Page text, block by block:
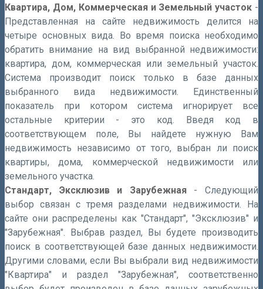
Квартира, Дом, Коммерческая и Земельный участок -
Представленная на сайте недвижимость делится на
четыре основных вида. Во время поиска необходимо
обратить внимание на вид выбранной недвижимости:
квартира, дом, коммерческая или земельный участок.
Система производит поиск только в базе данных
выбранного вида недвижимости. Единственный
показатель при котором система игнорирует все
остальные критерии - это код. Введя код в
соответствующем поле, Вы найдете нужную Вам
недвижимость независимо от того, выбран ли поиск
квартиры, дома, коммерческой недвижимости или
земельного участка.
Стандарт, Эксклюзив и Зарубежная- Следующий
выбор связан с тремя разделами недвижимости. На
сайте они распределены как "Стандарт", "Эксклюзив" и
"Зарубежная". Выбрав раздел, Вы будете производить
поиск в соответствующей базе данных недвижимости.
Другими словами, если Вы выбрали вид недвижимости
"Квартира" и раздел "Зарубежная", соответственно